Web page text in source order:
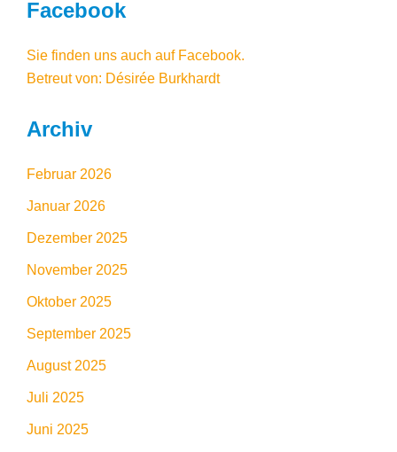
Facebook
Sie finden uns auch auf Facebook.
Betreut von: Désirée Burkhardt
Archiv
Februar 2026
Januar 2026
Dezember 2025
November 2025
Oktober 2025
September 2025
August 2025
Juli 2025
Juni 2025